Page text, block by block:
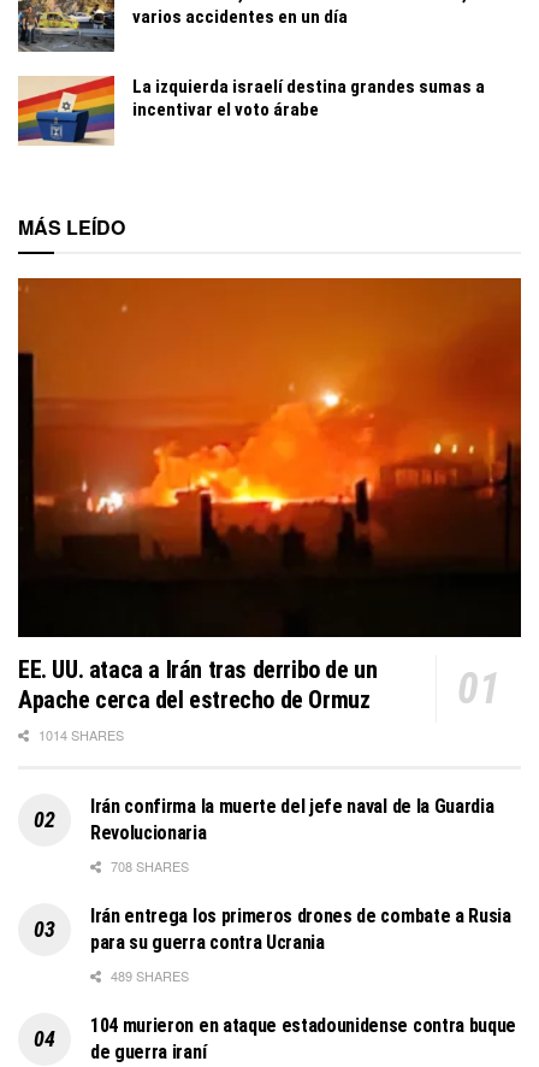
varios accidentes en un día
La izquierda israelí destina grandes sumas a
incentivar el voto árabe
MÁS LEÍDO
EE. UU. ataca a Irán tras derribo de un
Apache cerca del estrecho de Ormuz
1014 SHARES
Irán confirma la muerte del jefe naval de la Guardia
Revolucionaria
708 SHARES
Irán entrega los primeros drones de combate a Rusia
para su guerra contra Ucrania
489 SHARES
104 murieron en ataque estadounidense contra buque
de guerra iraní